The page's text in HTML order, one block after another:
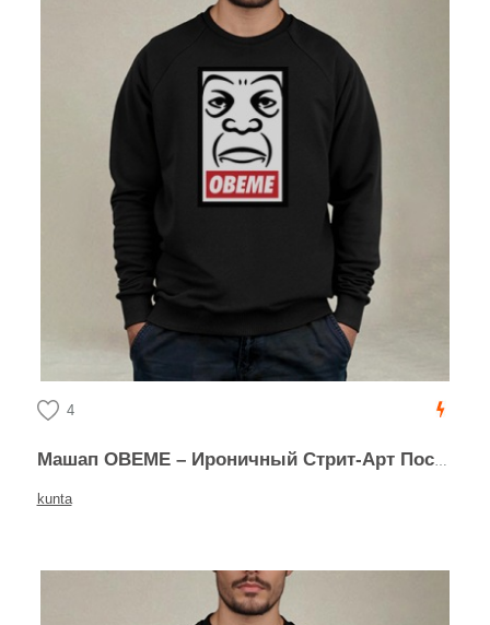
4
Машап OBEME – Ироничный Стрит-Арт Постер
kunta